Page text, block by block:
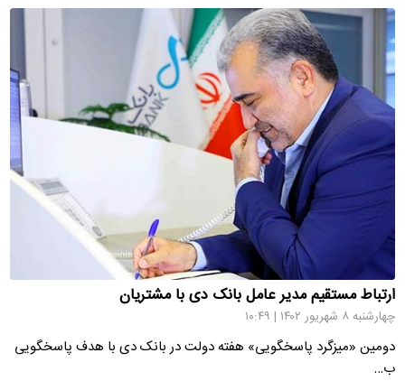
ارتباط مستقیم مدیر عامل بانک دی با مشتریان
چهارشنبه ۸ شهریور ۱۴۰۲ | ۱۰:۴۹
دومین «میزگرد پاسخگویی» هفته دولت در بانک دی با هدف پاسخگویی
ب…